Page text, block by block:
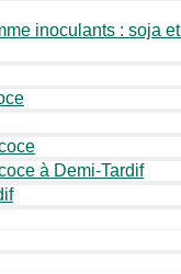
inoculants : soja
à Demi-Tardif